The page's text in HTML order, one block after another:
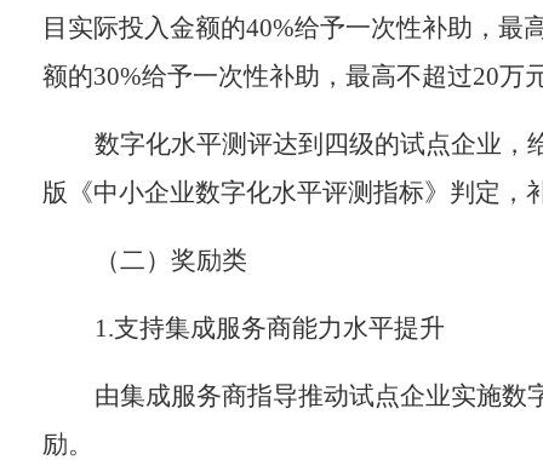
目实际投入金额的40%给予一次性补助，最
额的30%给予一次性补助，最高不超过20万
数字化水平测评达到四级的试点企业，
版 《中小企业数字化水平评测指标》判定
（二） 奖励类
1.支持集成服务商能力水平提升
由集成服务商指导推动试点企业实施
励。